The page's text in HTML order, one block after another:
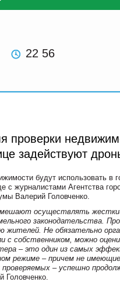
22 56
проверки
задействуют
будут использовать в
с журналистами Агентства
Валерий Головченко.
мешают осуществлять
законодательства.
жителей. Не обязательно
с собственником, можно
– это один из самых
режиме – причем не
– успешно
Головченко.